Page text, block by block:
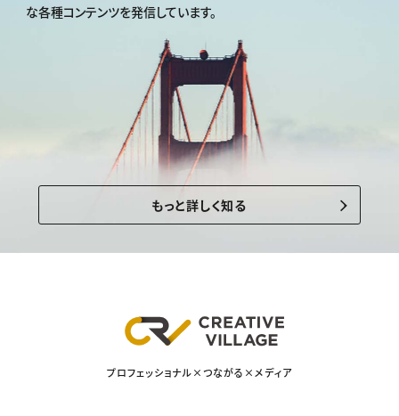
な各種コンテンツを発信しています。
もっと詳しく知る
プロフェッショナル×つながる×メディア